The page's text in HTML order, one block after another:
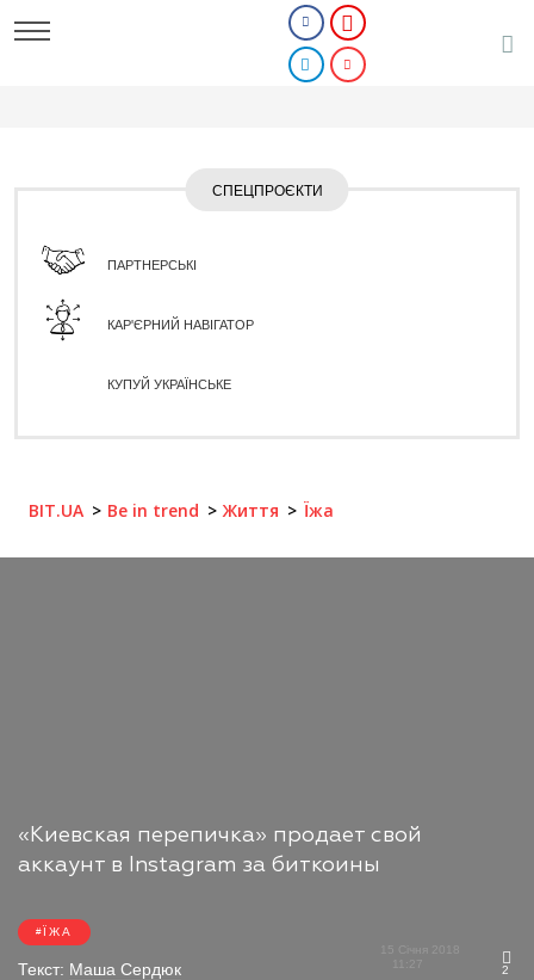
СПЕЦПРОЄКТИ
ПАРТНЕРСЬКІ
КАР'ЄРНИЙ НАВІГАТОР
КУПУЙ УКРАЇНСЬКЕ
BIT.UA Be in trend Життя Їжа
«Киевская перепичка» продает свой
аккаунт в Instagram за биткоины
ЇЖА
Текст: Маша Сердюк
11:27
2